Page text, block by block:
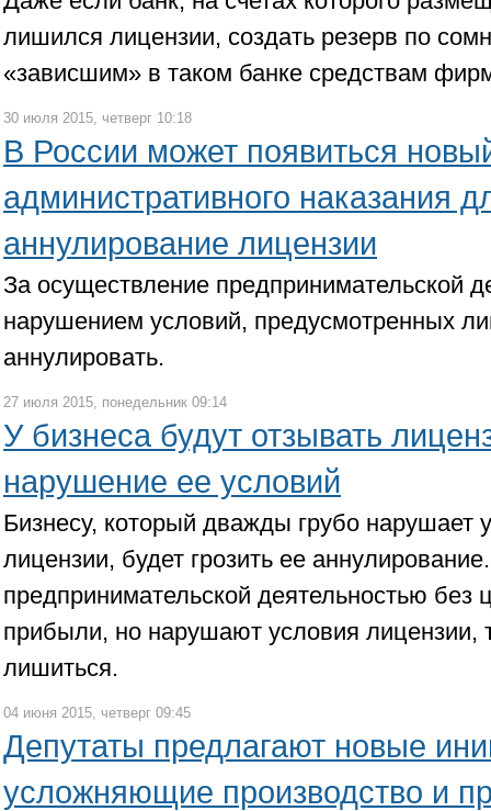
лишился лицензии, создать резерв по
«зависшим» в таком банке средствам
30 июля 2015, четверг 10:18
В России может появиться
административного наказания
аннулирование лицензии
За осуществление предпринимательской
нарушением условий, предусмотренных
аннулировать.
27 июля 2015, понедельник 09:14
У бизнеса будут отзывать
нарушение ее условий
Бизнесу, который дважды грубо нарушает
лицензии, будет грозить ее
предпринимательской деятельностью без
прибыли, но нарушают условия лицензии,
лишиться.
04 июня 2015, четверг 09:45
Депутаты предлагают новые
усложняющие производство и